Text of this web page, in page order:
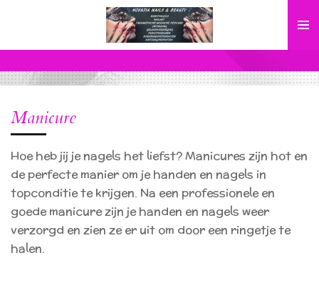
naar
de
hoofdinhoud
Manicure
Hoe heb jij je nagels het liefst? Manicures zijn hot en
de perfecte manier om je handen en nagels in
topconditie te krijgen. Na een professionele en
goede manicure zijn je handen en nagels weer
verzorgd en zien ze er uit om door een ringetje te
halen.